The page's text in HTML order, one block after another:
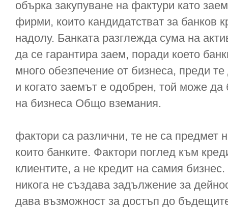
обърка закупуване на фактури като
фирми, които кандидатстват за банков
надолу. Банката разглежда сума на
да се гарантира заем, поради което
много обезпечение от бизнеса, преди
и когато заемът е одобрен, той може
на бизнеса Общо вземания.
фактори са различни, те не са предмет
които банките. Фактори поглед към
клиентите, а не кредит на самия
никога не създава задължение за
дава възможност за достъп до